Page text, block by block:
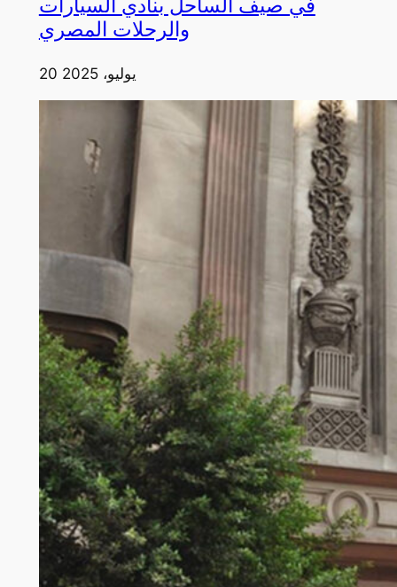
في صيف الساحل بنادي السيارات
والرحلات المصري
20 يوليو، 2025